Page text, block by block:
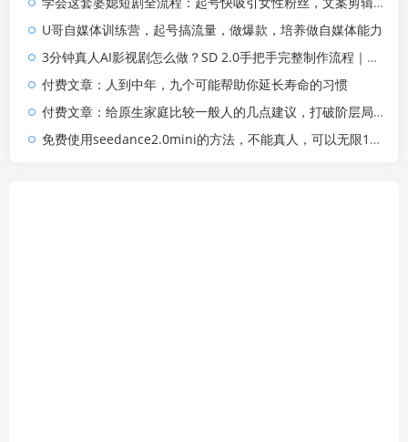
U哥自媒体训练营，起号搞流量，做爆款，培养做自媒体能力
3分钟真人AI影视剧怎么做？SD 2.0手把手完整制作流程｜Higgsfield 14天SD 2.0/2.5无限生成
付费文章：人到中年，九个可能帮助你延长寿命的习惯
付费文章：给原生家庭比较一般人的几点建议，打破阶层局限，实现个人与家族代际向上跃升
免费使用seedance2.0mini的方法，不能真人，可以无限10秒视频，9图+3音频参考